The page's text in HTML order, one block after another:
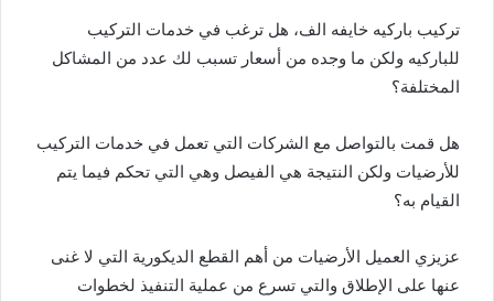
تركيب باركيه خايفه الف، هل ترغب في خدمات التركيب
للباركيه ولكن ما وجده من أسعار تسبب لك عدد من المشاكل
المختلفة؟
هل قمت بالتواصل مع الشركات التي تعمل في خدمات التركيب
للأرضيات ولكن النتيجة هي الفيصل وهي التي تحكم فيما يتم
القيام به؟
عزيزي العميل الأرضيات من أهم القطع الديكورية التي لا غنى
عنها على الإطلاق والتي تسرع من عملية التنفيذ لخطوات